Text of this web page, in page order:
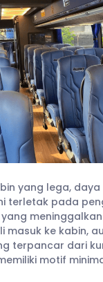
yang lega,
terletak pada
masuk ke kabin,
terpancar dari
motif